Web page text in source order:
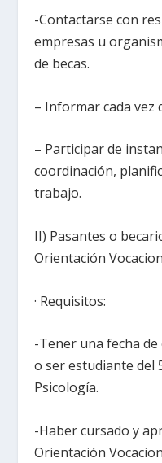
-Contactarse con
empresas u
de becas.
– Informar cada vez
– Participar de
coordinación,
trabajo.
II) Pasantes o
Orientación
· Requisitos:
-Tener una fecha
o ser estudiante del
Psicología.
-Haber cursado y
Orientación